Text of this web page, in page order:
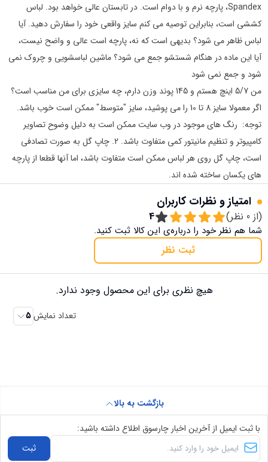
Spandex، پارچه نرم و با دوام است. در تابستان عالی خواهد بود. لباس
کششی است، بنابراین توصیه می کنم سایز واقعی خود را سفارش دهید. آیا
لباس ظاهر می شود؟ بدیهی است که نه، پارچه است عالی و واضح نیست،
آیا این ماده در هنگام شستشو جمع می شود؟ ماشین لباسشویی و چروک نمی
شود و جمع نمی شود
من 5/7 اینچ هستم و 145 پوند وزن دارم، چه سایزی برای من مناسب است؟
اگر معمولا سایز 8 تا 10 را می پوشید، سایز "متوسط" ممکن است خوب باشد.
توجه: رنگ های موجود در وب سایت ممکن است به دلیل وضوح تصاویر
کامپیوتر و تنظیم مانیتور کمی متفاوت باشد. 2. چاپ گل به صورت تصادفی
است، چاپ گل روی هر لباس ممکن است متفاوت باشد، اما آنها قطعا از پارچه
های یکسان ساخته شده اند.
امتیاز و نظرات کاربران
(از 0 نظر) 4
شما هم نظر خود را درباره‌ی این کالا ثبت کنید.
ثبت نظر
هیچ نظری برای این محصول وجود ندارد.
تعداد نمایش 5
بازگشت به بالا
با ثبت ایمیل از آخرین اخبار چارسوق اطلاع داشته باشید:
ثبت